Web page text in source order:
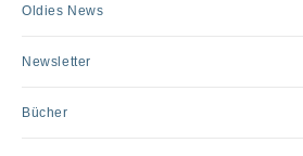
Oldies News
Newsletter
Bücher